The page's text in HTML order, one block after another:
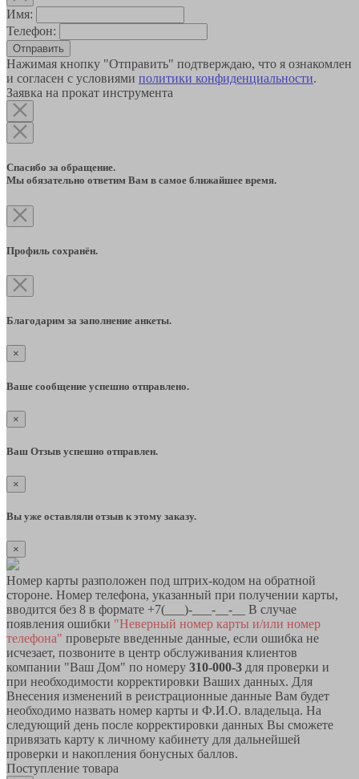
Имя:
Телефон:
Отправить
Нажимая кнопку "Отправить" подтверждаю, что я ознакомлен
и согласен с условиями политики конфиденциальности.
Заявка на прокат инструмента
Спасибо за обращение.
Мы обязательно ответим Вам в самое ближайшее время.
Профиль сохранён.
Благодарим за заполнение анкеты.
×
Ваше сообщение успешно отправлено.
×
Ваш Отзыв успешно отправлен.
×
Вы уже оставляли отзыв к этому заказу.
×
Номер карты разположен под штрих-кодом на обратной
стороне. Номер телефона, указанный при получении карты,
вводится без 8 в формате +7(___)-___-__-__ В случае
появления ошибки "Неверный номер карты и/или номер
телефона" проверьте введенные данные, если ошибка не
исчезает, позвоните в центр обслуживания клиентов
компании "Ваш Дом" по номеру 310-000-3 для проверки и
при необходимости корректировки Ваших данных. Для
Внесения изменений в реистрационные данные Вам будет
необходимо назвать номер карты и Ф.И.О. владельца. На
следующий день после корректировки данных Вы сможете
привязать карту к личному кабинету для дальнейшей
проверки и накопления бонусных баллов.
Поступление товара